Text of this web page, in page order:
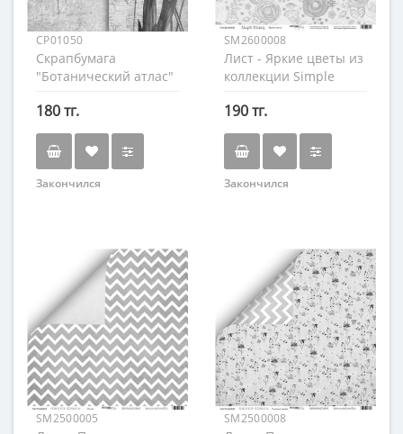
CP01050
Скрапбумага
"Ботанический атлас"
180 тг.
Закончился
SM2600008
Лист - Яркие цветы из
коллекции Simple
190 тг.
Закончился
SM2500005 SM2500008